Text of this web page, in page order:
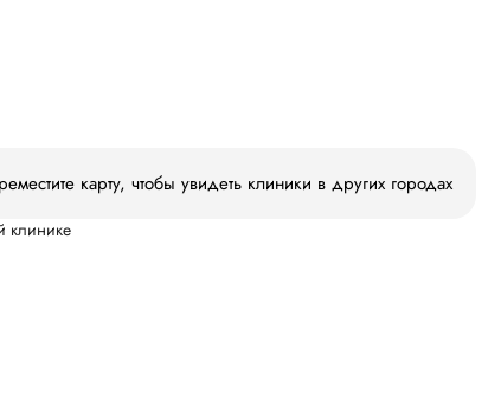
карту, чтобы увидеть клиники в других городах
клинике